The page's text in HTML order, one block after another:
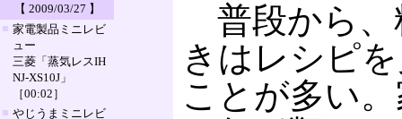
【 2009/03/27 】
■ 家電製品ミニレビ
ュー
三菱「蒸気レスIH
NJ-XS10J」
［00:02］
■ やじうまミニレビ
普段から、
きはレシピ
ことが多い